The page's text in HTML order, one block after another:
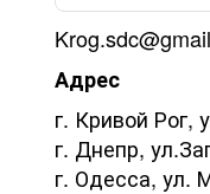
Адрес
г. Кривой Рог,
г. Днепр,
г. Одесса, ул.